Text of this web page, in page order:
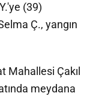
(39)
Ç., yangın
Mahallesi Çakıl
meydana